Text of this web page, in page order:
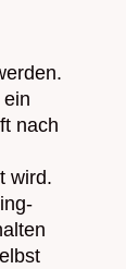
nach
wird.